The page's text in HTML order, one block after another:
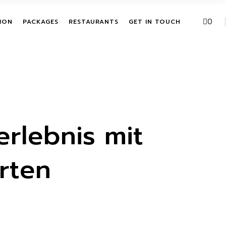
PACKAGES RESTAURANTS GET IN TOUCH 0
PACKAGES
FUSION
mit